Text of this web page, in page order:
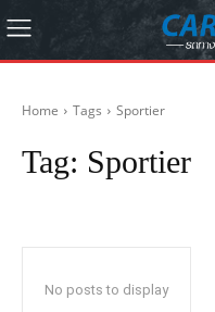
Home Tags Sportier
Tag: Sportier
No posts to display